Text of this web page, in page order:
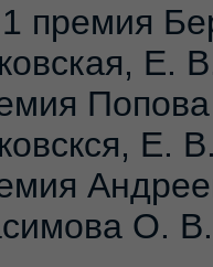
премия
Е.
Е.
О.